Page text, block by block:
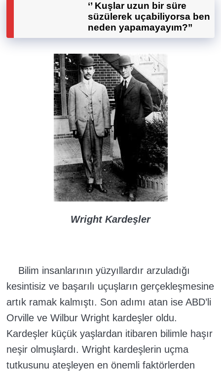
‘’ Kuşlar uzun bir süre
süzülerek uçabiliyorsa ben
neden yapamayayım?’’
Wright Kardeşler
Bilim insanlarının yüzyıllardır arzuladığı
kesintisiz ve başarılı uçuşların gerçekleşmesine
artık ramak kalmıştı. Son adımı atan ise ABD’li
Orville ve Wilbur Wright kardeşler oldu.
Kardeşler küçük yaşlardan itibaren bilimle haşır
neşir olmuşlardı. Wright kardeşlerin uçma
tutkusunu ateşleyen en önemli faktörlerden